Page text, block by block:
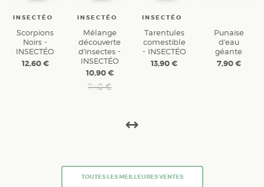
INSECTÉO
Scorpions
Noirs -
INSECTÉO
12,60 €
INSECTÉO
Mélange
découverte
d'insectes -
INSECTÉO
10,90 €
11,40 €
INSECTÉO
Tarentules
comestible
- INSECTÉO
13,90 €
Punaise
d'eau
géante
7,90 €
TOUTES LES MEILLEURES VENTES